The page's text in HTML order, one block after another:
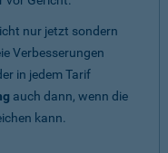
nur jetzt sondern
Verbesserungen
in jedem Tarif
auch dann, wenn die
kann.